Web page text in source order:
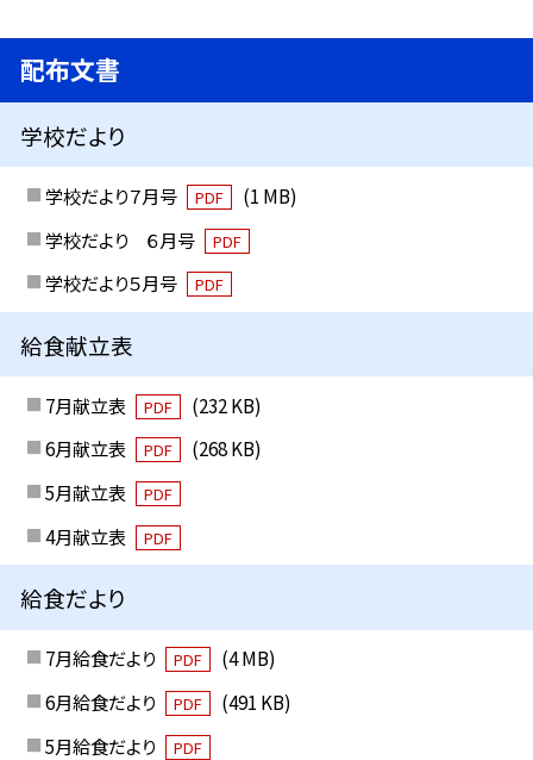
配布文書
学校だより
学校だより７月号 PDF
(1 MB)
学校だより ６月号
PDF
学校だより５月号 PDF
給食献立表
7月献立表 PDF
(232 KB)
6月献立表
PDF
(268 KB)
5月献立表
PDF
4月献立表 PDF
給食だより
7月給食だより PDF
(4 MB)
6月給食だより
PDF
(491 KB)
5月給食だより
PDF